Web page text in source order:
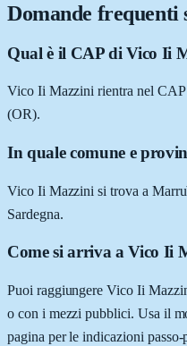
Domande frequenti
Qual è il CAP di Vico Ii
Vico Ii Mazzini rientra nel
(OR).
In quale comune e
Vico Ii Mazzini si trova a
Sardegna.
Come si arriva a Vico Ii
Puoi raggiungere Vico Ii
o con i mezzi pubblici. Usa il
pagina per le indicazioni passo-